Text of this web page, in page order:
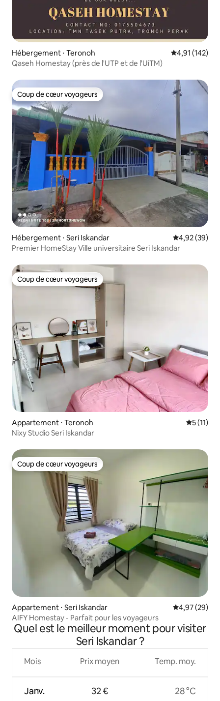
Hébergement ⋅ Teronoh Évaluation
4,91 (142)
Qaseh Homestay (près de l'UTP et de l'UiTM)
Coup de cœur voyageurs
Coup de cœur voyageurs
Hébergement ⋅ Seri Iskandar Évaluation
4,92 (39)
Premier HomeStay Ville universitaire Seri Iskandar
Coup de cœur voyageurs
Coup de cœur voyageurs
Appartement ⋅ Teronoh
5 (11)
Nixy Studio Seri Iskandar
Coup de cœur voyageurs
Coup de cœur voyageurs
Appartement ⋅ Seri Iskandar Évaluation
4,97 (29)
AIFY Homestay - Parfait pour les voyageurs
Quel est le meilleur moment pour visiter
Seri Iskandar ?
Mois
Janv.
Prix moyen
32 €
Temp. moy.
28 °C